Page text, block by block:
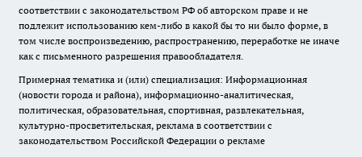
соответствии с законодательством РФ об авторском праве и не
подлежит использованию кем-либо в какой бы то ни было форме, в
том числе воспроизведению, распространению, переработке не иначе
как с письменного разрешения правообладателя.
Примерная тематика и (или) специализация: Информационная
(новости города и района), информационно-аналитическая,
политическая, образовательная, спортивная, развлекательная,
культурно-просветительская, реклама в соответствии с
законодательством Российской Федерации о рекламе